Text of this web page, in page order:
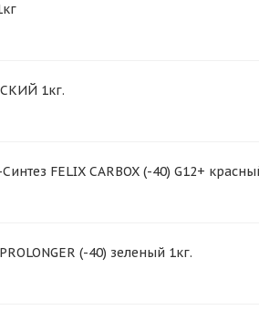
1кг.
FELIX CARBOX (-40) G12+
(-40) зеленый 1кг.